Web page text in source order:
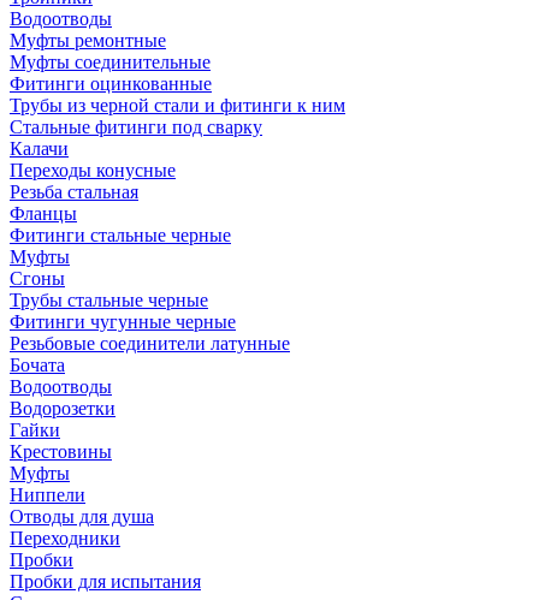
Водоотводы
Муфты ремонтные
Муфты соединительные
Фитинги оцинкованные
Трубы из черной стали и фитинги к ним
Стальные фитинги под сварку
Калачи
Переходы конусные
Резьба стальная
Фланцы
Фитинги стальные черные
Муфты
Сгоны
Трубы стальные черные
Фитинги чугунные черные
Резьбовые соединители латунные
Бочата
Водоотводы
Водорозетки
Гайки
Крестовины
Муфты
Ниппели
Отводы для душа
Переходники
Пробки
Пробки для испытания